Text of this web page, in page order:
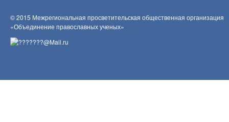
© 2015 Межрегиональная просветительская общественная организация
«Объединение православных ученых»